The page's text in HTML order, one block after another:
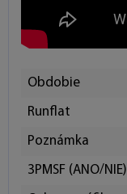
Obdobie
Runflat
Poznámka
3PMSF (ANO/NIE)